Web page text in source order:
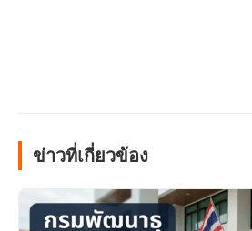
ข่าวที่เกี่ยวข้อง